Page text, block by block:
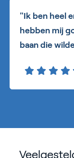
"Ik ben heel
hebben mij
baan die